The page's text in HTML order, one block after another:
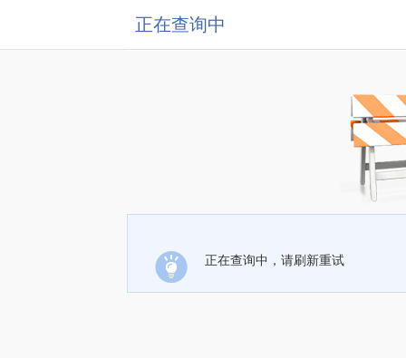
正在查询中
正在查询中，请刷新重试